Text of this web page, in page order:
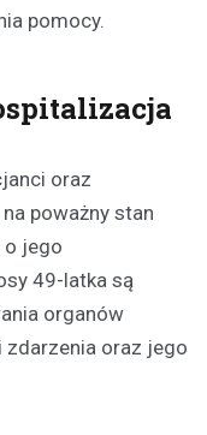
pomocy.
oraz
poważny stan
o jego
49-latka są
organów
oraz jego